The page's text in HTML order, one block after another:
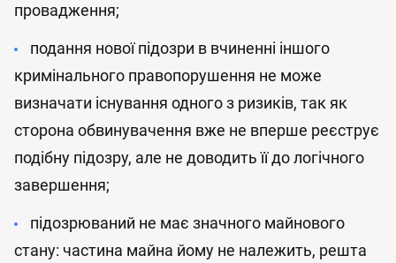
провадження;
подання нової підозри в вчиненні іншого
кримінального правопорушення не може
визначати існування одного з ризиків, так як
сторона обвинувачення вже не вперше реєструє
подібну підозру, але не доводить її до логічного
завершення;
підозрюваний не має значного майнового
стану: частина майна йому не належить, решта